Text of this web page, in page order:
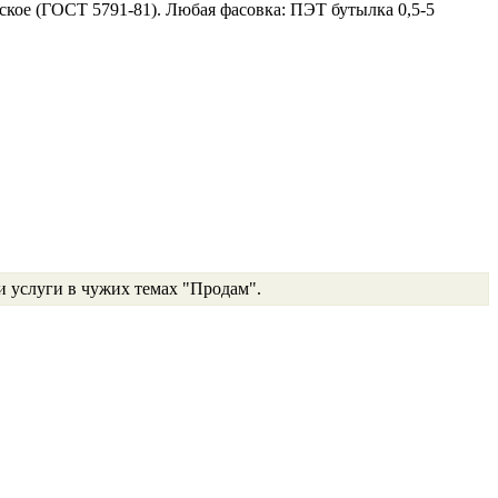
(ГОСТ 5791-81). Любая фасовка: ПЭТ бутылка 0,5-5
услуги в чужих темах "Продам".